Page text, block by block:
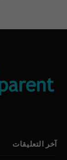
آخر التعليقات